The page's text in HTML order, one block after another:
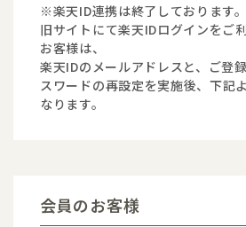
※楽天ID連携は終了しております。
旧サイトにて楽天IDログインをご
お客様は、
楽天IDのメールアドレスと、ご登
スワードの再設定を実施後、下記
なります。
会員のお客様